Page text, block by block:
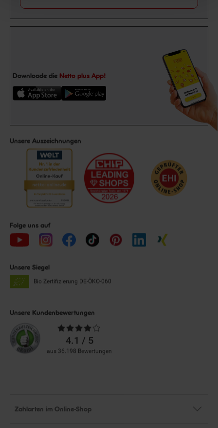
Downloade die Netto plus App!
Unsere Auszeichnungen
Folge uns auf
Unsere Siegel
Bio Zertifizierung DE-ÖKO-060
Unsere Kundenbewertungen
Durchschnittliche
Bewertungen4.1 / 5
aus 36.198 Bewertungen
Zahlarten im Online-Shop